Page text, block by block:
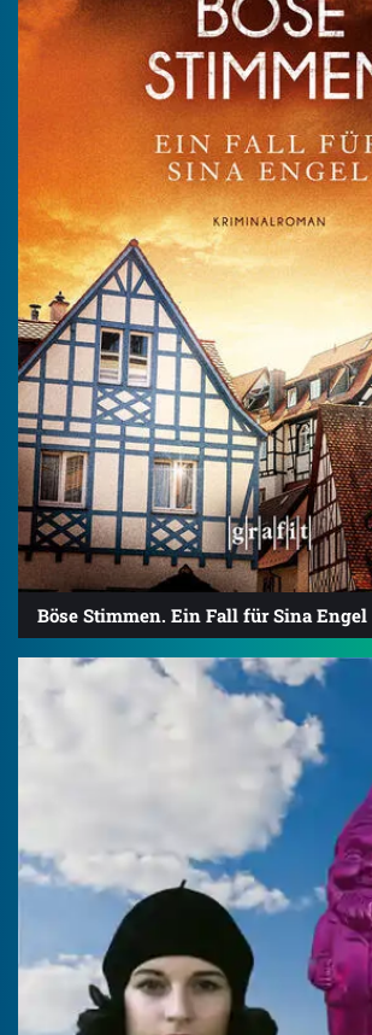
Böse Stimmen. Ein Fall für Sina Engel